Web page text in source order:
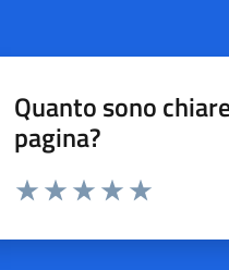
Quanto sono
pagina?
Valuta da 1 a 5 stelle la pagina